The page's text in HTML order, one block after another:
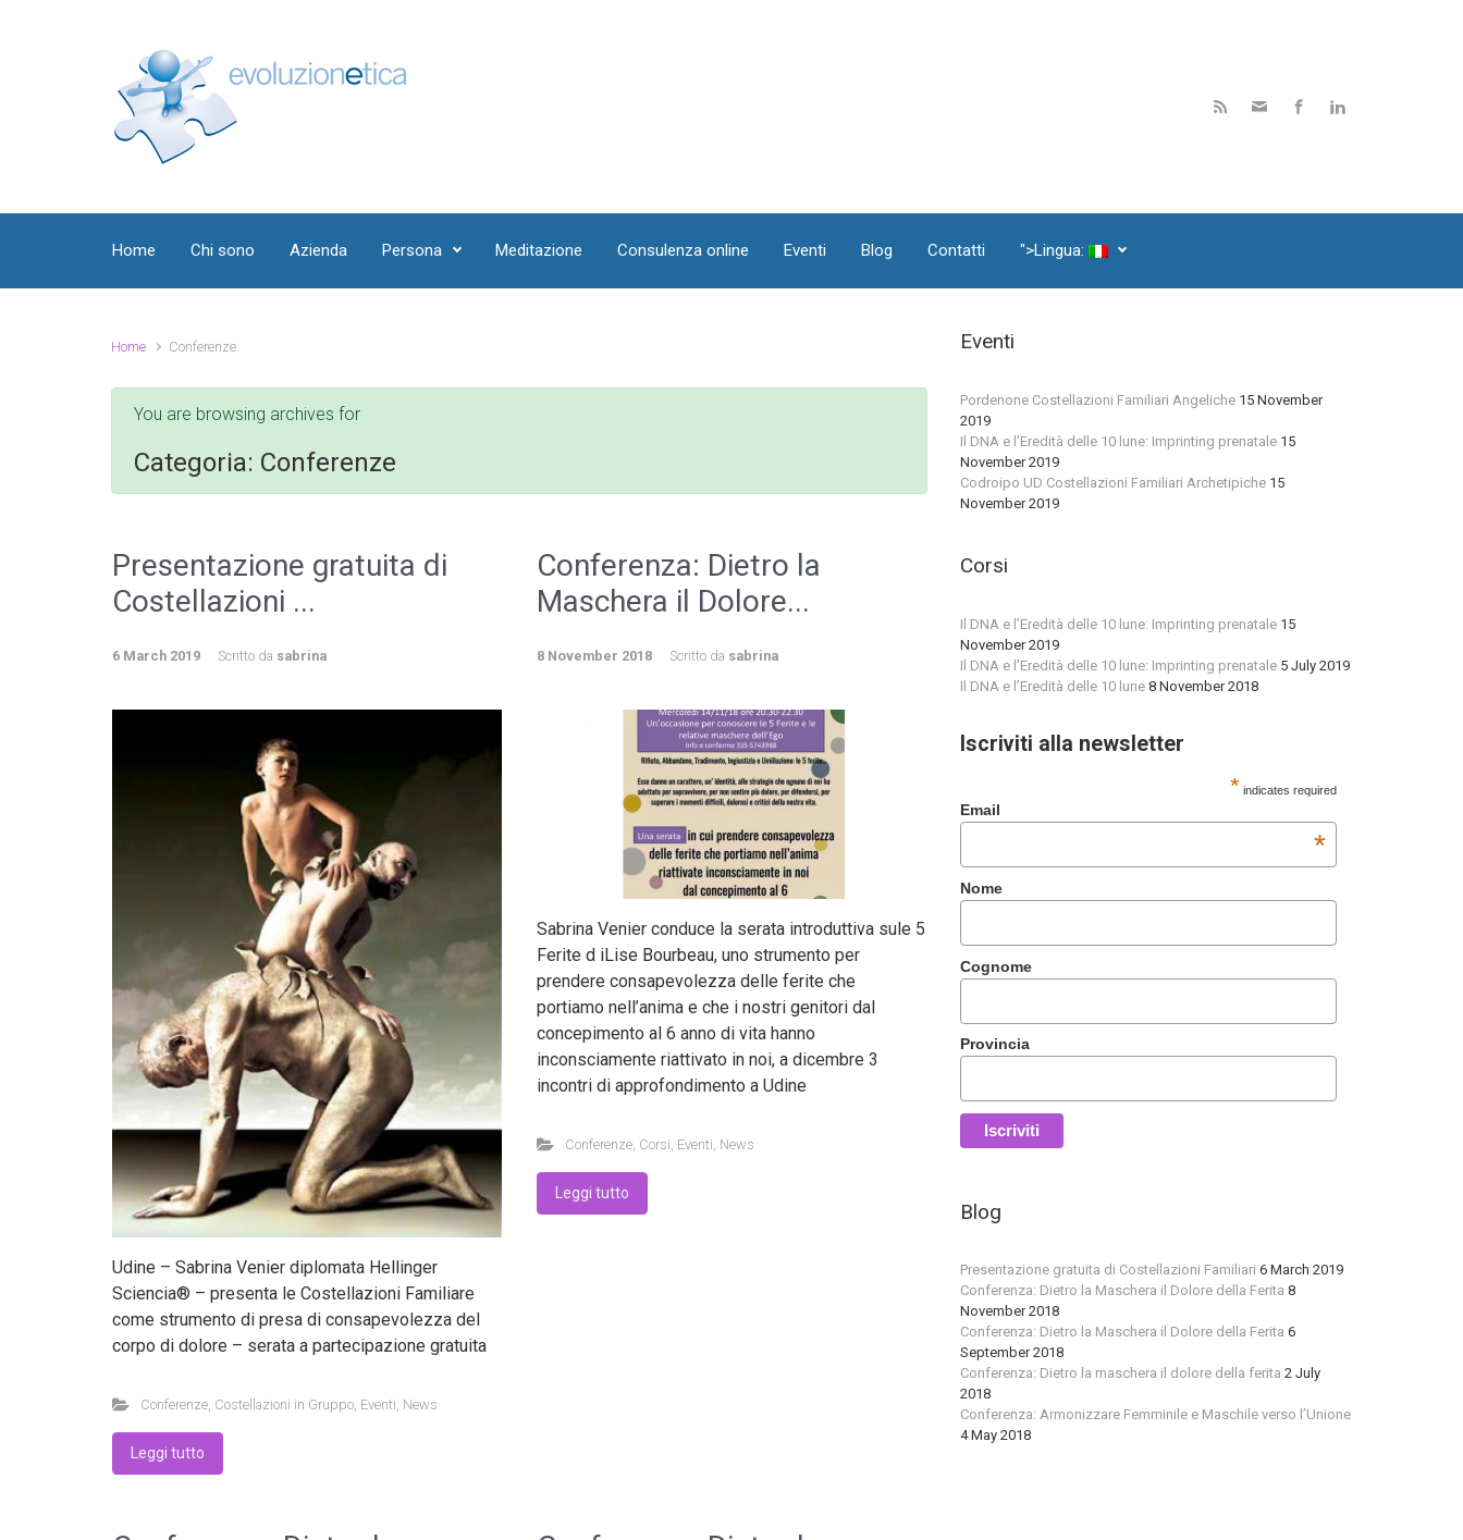
Home Chi sono Azienda Persona Meditazione Consulenza online Eventi Blog Contatti ">Lingua:
Home Conferenze
You are browsing archives for
Categoria: Conferenze
Presentazione gratuita di
Costellazioni ...
6 March 2019 Scritto da sabrina
Udine – Sabrina Venier diplomata Hellinger
Sciencia® – presenta le Costellazioni Familiare
come strumento di presa di consapevolezza del
corpo di dolore – serata a partecipazione gratuita
Conferenze, Costellazioni in Gruppo, Eventi News
Leggi tutto
Conferenza: Dietro la
Maschera il Dolore...
8 November 2018 Scritto da sabrina
Sabrina Venier conduce la serata introduttiva sule 5
Ferite d iLise Bourbeau, uno strumento per
prendere consapevolezza delle ferite che
portiamo nell’anima e che i nostri genitori dal
concepimento al 6 anno di vita hanno
inconsciamente riattivato in noi, a dicembre 3
incontri di approfondimento a Udine
Conferenze, Corsi Eventi News
Leggi tutto
Eventi
Pordenone Costellazioni Familiari Angeliche 15 November
2019
Il DNA e l’Eredità delle 10 lune: Imprinting prenatale 15
November 2019
Codroipo UD Costellazioni Familiari Archetipiche 15
November 2019
Corsi
Il DNA e l’Eredità delle 10 lune: Imprinting prenatale 15
November 2019
Il DNA e l’Eredità delle 10 lune: Imprinting prenatale 5 July 2019
Il DNA e l’Eredità delle 10 lune 8 November 2018
Iscriviti alla newsletter
* indicates required
Email
*
Nome
Cognome
Provincia
Blog
Presentazione gratuita di Costellazioni Familiari 6 March 2019
Conferenza: Dietro la Maschera il Dolore della Ferita 8
November 2018
Conferenza: Dietro la Maschera il Dolore della Ferita 6
September 2018
Conferenza: Dietro la maschera il dolore della ferita 2 July
2018
Conferenza: Armonizzare Femminile e Maschile verso l’Unione
4 May 2018